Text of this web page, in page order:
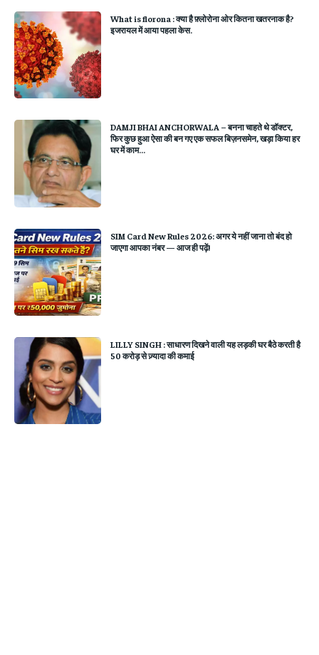
What is florona : क्या है फ़्लोरोना ओर कितना खतरनाक है?
इजरायल में आया पहला केस.
DAMJI BHAI ANCHORWALA – बनना चाहते थे डॉक्टर,
फिर कुछ हुआ ऐसा की बन गए एक सफल बिज़नसमेन, खड़ा किया हर
घर में काम...
SIM Card New Rules 2026: अगर ये नहीं जाना तो बंद हो
जाएगा आपका नंबर — आज ही पढ़ें!
LILLY SINGH : साधारण दिखने वाली यह लड़की घर बैठे करती है
50 करोड़ से ज़्यादा की कमाई